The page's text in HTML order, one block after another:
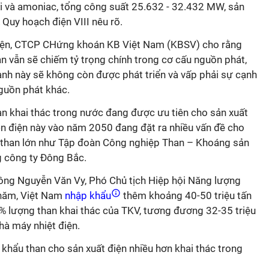
và amoniac, tổng công suất 25.632 - 32.432 MW, sản
hoạch điện VIII nêu rõ.
CTCP CHứng khoán KB Việt Nam (KBSV) cho rằng
vẫn sẽ chiếm tỷ trọng chính trong cơ cấu nguồn phát,
này sẽ không còn được phát triển và vấp phải sự cạnh
phát khác.
khai thác trong nước đang được ưu tiên cho sản xuất
điện này vào năm 2050 đang đặt ra nhiều vấn đề cho
lớn như Tập đoàn Công nghiệp Than – Khoáng sản
công ty Đông Bắc.
ng Nguyễn Văn Vy, Phó Chủ tịch Hiệp hội Năng lượng
Việt Nam nhập khẩu
thêm khoảng 40-50 triệu tấn
lượng than khai thác của TKV, tương đương 32-35 triệu
máy nhiệt điện.
than cho sản xuất điện nhiều hơn khai thác trong